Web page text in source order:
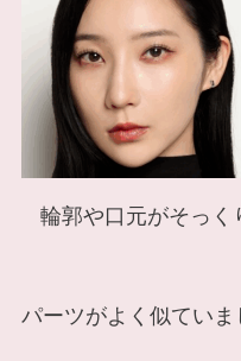
輪郭や口元がそっく
パーツがよく似ていま